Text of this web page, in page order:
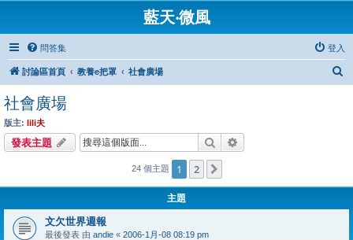
藍天‧微風
問答集 登入
討論區首頁 教養e把罩 社會廣場
社會廣場
版主: lili夫
發表主題 搜尋
24 個主題 1 2
主題
文欠世界週報
最後發表 由 andie « 2006-1月-08 08:19 pm